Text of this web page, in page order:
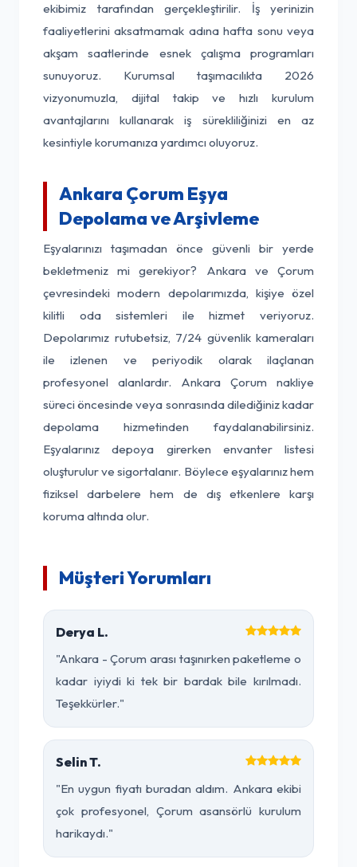
ekibimiz tarafından gerçekleştirilir. İş yerinizin
faaliyetlerini aksatmamak adına hafta sonu veya
akşam saatlerinde esnek çalışma programları
sunuyoruz. Kurumsal taşımacılıkta 2026
vizyonumuzla, dijital takip ve hızlı kurulum
avantajlarını kullanarak iş sürekliliğinizi en az
kesintiyle korumanıza yardımcı oluyoruz.
Ankara Çorum Eşya
Depolama ve Arşivleme
Eşyalarınızı taşımadan önce güvenli bir yerde
bekletmeniz mi gerekiyor? Ankara ve Çorum
çevresindeki modern depolarımızda, kişiye özel
kilitli oda sistemleri ile hizmet veriyoruz.
Depolarımız rutubetsiz, 7/24 güvenlik kameraları
ile izlenen ve periyodik olarak ilaçlanan
profesyonel alanlardır. Ankara Çorum nakliye
süreci öncesinde veya sonrasında dilediğiniz kadar
depolama hizmetinden faydalanabilirsiniz.
Eşyalarınız depoya girerken envanter listesi
oluşturulur ve sigortalanır. Böylece eşyalarınız hem
fiziksel darbelere hem de dış etkenlere karşı
koruma altında olur.
Müşteri Yorumları
Derya L.
"Ankara - Çorum arası taşınırken paketleme o
kadar iyiydi ki tek bir bardak bile kırılmadı.
Teşekkürler."
Selin T.
"En uygun fiyatı buradan aldım. Ankara ekibi
çok profesyonel, Çorum asansörlü kurulum
harikaydı."